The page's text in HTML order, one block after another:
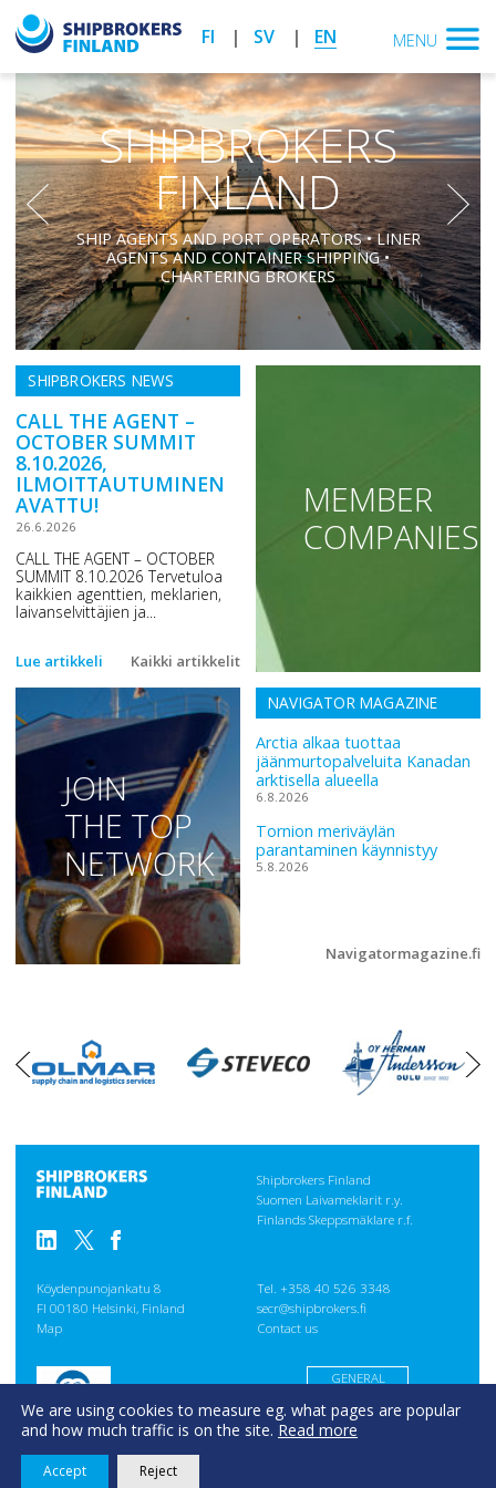
FI SV EN MENU
vasen
SHIPBROKERS
FINLAND
SHIP AGENTS AND PORT OPERATORS • LINER
AGENTS AND CONTAINER SHIPPING •
CHARTERING BROKERS
oikea
SHIPBROKERS NEWS
CALL THE AGENT –
OCTOBER SUMMIT
8.10.2026,
ILMOITTAUTUMINEN
AVATTU!
26.6.2026
CALL THE AGENT – OCTOBER
SUMMIT 8.10.2026 Tervetuloa
kaikkien agenttien, meklarien,
laivanselvittäjien ja...
Lue artikkeli Kaikki artikkelit
MEMBER
COMPANIES
JOIN
THE TOP
NETWORK
NAVIGATOR MAGAZINE
Arctia alkaa tuottaa
jäänmurtopalveluita Kanadan
arktisella alueella
6.8.2026
Tornion meriväylän
parantaminen käynnistyy
5.8.2026
Navigatormagazine.fi
vasen
oikea
Shipbrokers Finland
Suomen Laivameklarit r.y.
Finlands Skeppsmäklare r.f.
Köydenpunojankatu 8
FI 00180 Helsinki, Finland
Map
Tel. +358 40 526 3348
secr@shipbrokers.fi
Contact us
GENERAL
Evästeseloste
We are using cookies to measure eg. what pages are popular
and how much traffic is on the site. Read more
Accept Reject